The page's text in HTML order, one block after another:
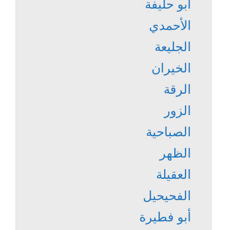
أبو حليفة
الأحمدي
الجليعة
الخيران
الرقة
الزور
الصباحية
الظهر
العقيلة
الفحيحيل
أبو فطيرة